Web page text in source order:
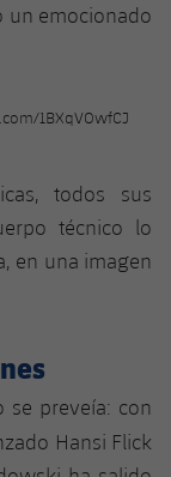
un emocionado
1BXqVOwfCJ
todos sus
técnico lo
en una imagen
se preveía: con
Hansi Flick